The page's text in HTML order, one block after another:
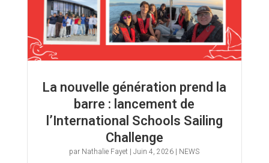
La nouvelle génération prend la
barre : lancement de
l’International Schools Sailing
Challenge
par Nathalie Fayet |Juin 4, 2026 | NEWS